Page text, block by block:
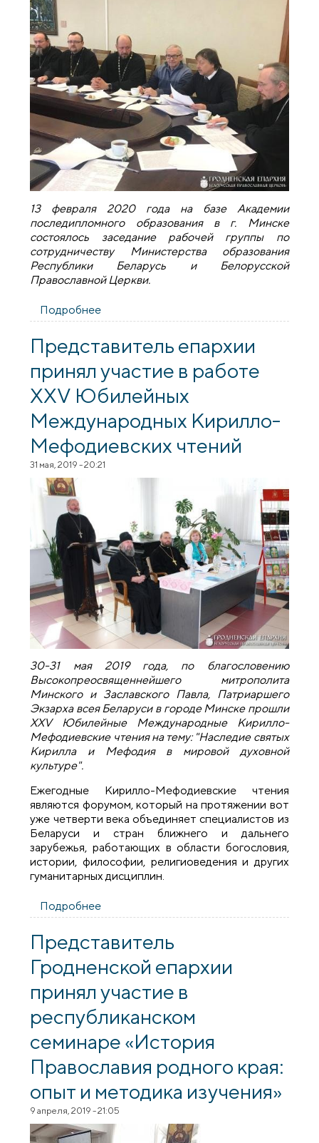
13 февраля 2020 года на базе Академии
последипломного образования в г. Минске
состоялось заседание рабочей группы по
сотрудничеству Министерства образования
Республики Беларусь и Белорусской
Православной Церкви.
Подробнее
по сотрудничеству Министерства
Белорусской Православной Церкви
Представитель епархии
принял участие в работе
XXV Юбилейных
Международных Кирилло-
Мефодиевских чтений
31 мая, 2019 - 20:21
30-31 мая 2019 года, по благословению
Высокопреосвященнейшего митрополита
Минского и Заславского Павла, Патриаршего
Экзарха всея Беларуси в городе Минске прошли
XXV Юбилейные Международные Кирилло-
Мефодиевские чтения на тему: "Наследие святых
Кирилла и Мефодия в мировой духовной
культуре".
Ежегодные Кирилло-Мефодиевские чтения
являются форумом, который на протяжении вот
уже четверти века объединяет специалистов из
Беларуси и стран ближнего и дальнего
зарубежья, работающих в области богословия,
истории, философии, религиоведения и других
гуманитарных дисциплин.
Подробнее
участие в работе XXV Юбилейных
Мефодиевских чтений
Представитель
Гродненской епархии
принял участие в
республиканском
семинаре «История
Православия родного края:
опыт и методика изучения»
9 апреля, 2019 - 21:05